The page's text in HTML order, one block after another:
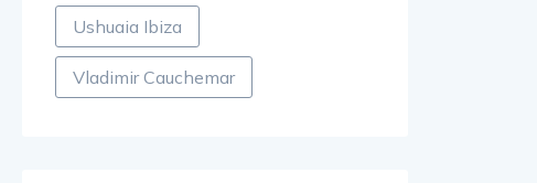
Ushuaia Ibiza
Vladimir Cauchemar